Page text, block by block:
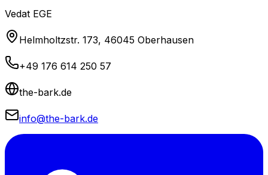
Vedat EGE
Helmholtzstr. 173, 46045 Oberhausen
+49 176 614 250 57
the-bark.de
info@the-bark.de